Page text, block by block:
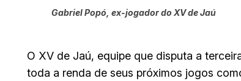
Gabriel Popó, ex-jogador do XV de Jaú
O XV de Jaú, equipe que disputa a
toda a renda de seus próximos jogos